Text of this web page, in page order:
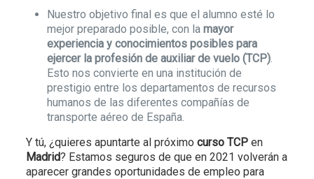
Nuestro objetivo final es que el alumno esté lo
mejor preparado posible, con la mayor
experiencia y conocimientos posibles para
ejercer la profesión de auxiliar de vuelo (TCP).
Esto nos convierte en una institución de
prestigio entre los departamentos de recursos
humanos de las diferentes compañías de
transporte aéreo de España.
Y tú, ¿quieres apuntarte al próximo curso TCPen
Madrid? Estamos seguros de que en 2021 volverán a
aparecer grandes oportunidades de empleo para